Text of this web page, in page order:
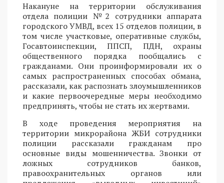
Накануне на территории обслуживания
отдела полиции №2 сотрудники аппарата
городского УМВД, всех 15 отделов полиции, в
том числе участковые, оперативные службы,
Госавтоинспекции, ППСП, ПДН, охраны
общественного порядка пообщались с
гражданами. Они проинформировали их о
самых распространенных способах обмана,
рассказали, как распознать злоумышленников
и какие первоочередные меры необходимо
предпринять, чтобы не стать их жертвами.
В ходе проведения мероприятия на
территории микрорайона ЖБИ сотрудники
полиции рассказали гражданам про
основные виды мошенничества. Звонки от
ложных сотрудников банков,
правоохранительных органов или